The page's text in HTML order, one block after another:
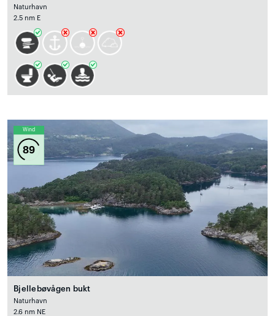
Naturhavn
2.5 nm E
Wind
89
Bjellebøvågen bukt
Naturhavn
2.6 nm NE